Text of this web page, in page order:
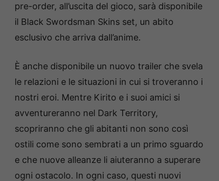
pre-order, all’uscita del gioco, sarà disponibile
il Black Swordsman Skins set, un abito
esclusivo che arriva dall’anime.
È anche disponibile un nuovo trailer che svela
le relazioni e le situazioni in cui si troveranno i
nostri eroi. Mentre Kirito e i suoi amici si
avventureranno nel Dark Territory,
scopriranno che gli abitanti non sono così
ostili come sono sembrati a un primo sguardo
e che nuove alleanze li aiuteranno a superare
ogni ostacolo. In ogni caso, questi nuovi